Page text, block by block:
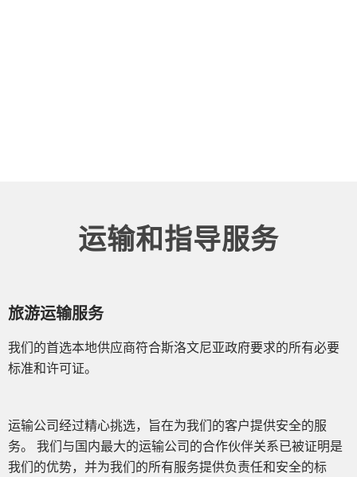
运输和指导服务
旅游运输服务
我们的首选本地供应商符合斯洛文尼亚政府要求的所有必要
标准和许可证。
运输公司经过精心挑选，旨在为我们的客户提供安全的服
务。 我们与国内最大的运输公司的合作伙伴关系已被证明是
我们的优势，并为我们的所有服务提供负责任和安全的标